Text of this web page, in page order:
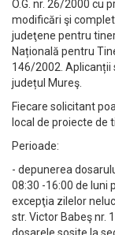
O.G. nr. 26/2000 cu
modificări şi
judeţene pentru
Națională pentru
146/2002. Aplicanții
județul Mureş.
Fiecare solicitant
local de proiecte de
Perioade:
- depunerea
08:30 -16:00 de luni
excepţia zilelor
str. Victor Babeş nr.